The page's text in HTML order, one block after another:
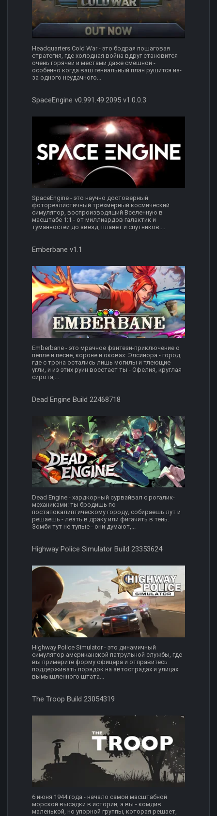
Headquarters Cold War - это бодрая пошаговая
стратегия, где холодная война вдруг становится
очень горячей и местами даже смешной -
особенно когда ваш гениальный план рушится из-
за одного неудачного...
SpaceEngine v0.991.49.2095 v1.0.0.3
SpaceEngine - это научно достоверный
фотореалистичный трёхмерный космический
симулятор, воспроизводящий Вселенную в
масштабе 1:1 - от миллиардов галактик и
туманностей до звёзд, планет и спутников....
Emberbane v1.1
Emberbane - это мрачное фэнтези-приключение о
пепле и песне, короне и оковах: Элсинора - город,
где с трона остались лишь могилы и тлеющие
угли, и из этих руин восстает ты - Офелия, круглая
сирота,...
Dead Engine Build 22468718
Dead Engine - хардкорный сурвайвал с рогалик-
механиками: ты бродишь по
постапокалиптическому городу, собираешь лут и
решаешь - лезть в драку или фигачить в тень.
Зомби тут не тупые - они думают,...
Highway Police Simulator Build 23353624
Highway Police Simulator - это динамичный
симулятор американской патрульной службы, где
вы примерите форму офицера и отправитесь
поддерживать порядок на автострадах и улицах
вымышленного штата...
The Troop Build 23054319
6 июня 1944 года - начало самой масштабной
морской высадки в истории, а вы - комдив
маленькой, но упорной группы, которая решает,